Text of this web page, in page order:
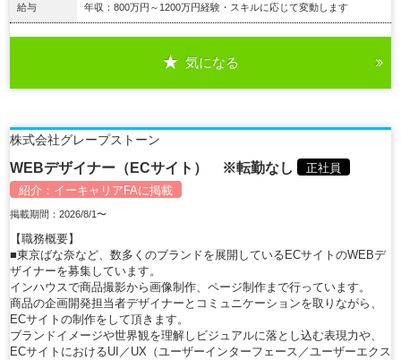
給与 年収：800万円～1200万円経験・スキルに応じて変動します
気になる
株式会社グレープストーン
WEBデザイナー（ECサイト） ※転勤なし
正社員
紹介： イーキャリアFAに掲載
掲載期間：2026/8/1〜
【職務概要】
■東京ばな奈など、数多くのブランドを展開しているECサイトのWEBデ
ザイナーを募集しています。
インハウスで商品撮影から画像制作、ページ制作まで行っています。
商品の企画開発担当者デザイナーとコミュニケーションを取りながら、
ECサイトの制作をして頂きます。
ブランドイメージや世界観を理解しビジュアルに落とし込む表現力や、
ECサイトにおけるUI／UX（ユーザーインターフェース／ユーザーエクス